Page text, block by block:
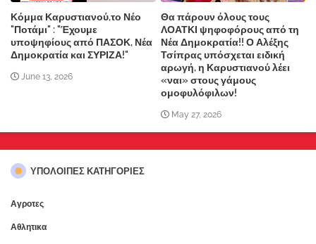
Κόμμα Καρυστιανού,το Νέο
"Ποτάμι" : "Έχουμε
υποψηφίους από ΠΑΣΟΚ, Νέα
Δημοκρατία και ΣΥΡΙΖΑ!"
June 13, 2026
Θα πάρουν όλους τους
ΛΟΑΤΚΙ ψηφοφόρους από τη
Νέα Δημοκρατία!! Ο Αλέξης
Τσίπρας υπόσχεται ειδική
αρωγή, η Καρυστιανού λέει
«ναι» στους γάμους
ομοφυλόφιλων!
May 27, 2026
ΥΠΌΛΟΙΠΕΣ ΚΑΤΗΓΟΡΊΕΣ
Αγροτες
Αθλητικα